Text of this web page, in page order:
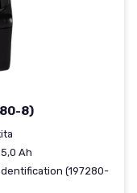
8)
Ah
(197280-